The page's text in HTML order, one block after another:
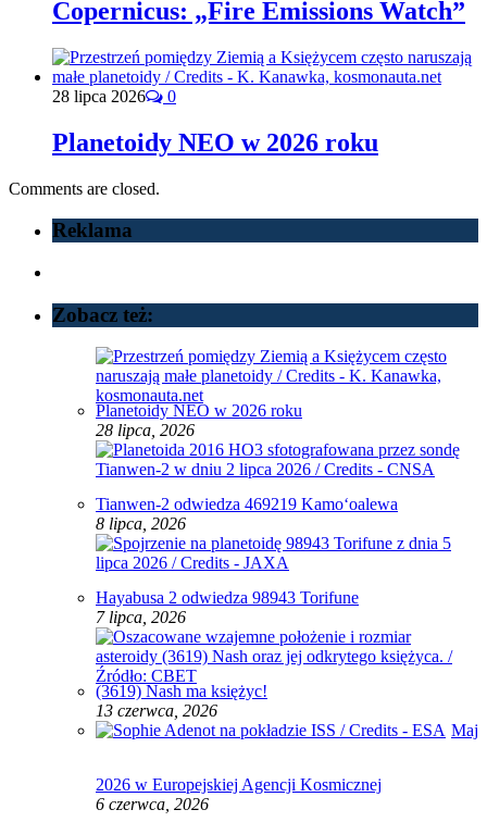
Copernicus: „Fire Emissions Watch”
28 lipca 2026 0
Planetoidy NEO w 2026 roku
Comments are closed.
Reklama
Zobacz też:
Planetoidy NEO w 2026 roku
28 lipca, 2026
Tianwen-2 odwiedza 469219 Kamoʻoalewa
8 lipca, 2026
Hayabusa 2 odwiedza 98943 Torifune
7 lipca, 2026
(3619) Nash ma księżyc!
13 czerwca, 2026
Maj
2026 w Europejskiej Agencji Kosmicznej
6 czerwca, 2026